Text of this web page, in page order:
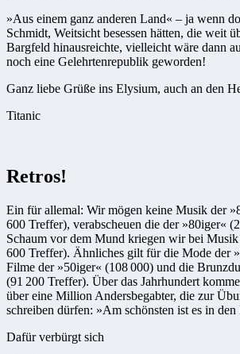
»Aus einem ganz anderen Land« – ja wenn
Schmidt, Weitsicht besessen hätten, die weit
Bargfeld hinausreichte, vielleicht wäre dann
noch eine Gelehrtenrepublik geworden!
Ganz liebe Grüße ins Elysium, auch an den
Titanic
Retros!
Ein für allemal: Wir mögen keine Musik der
600 Tref­fer), verabscheuen die der »80iger«
Schaum vor dem Mund kriegen wir bei Musik
600 Treffer). Ähnliches gilt für die Mode der
Filme der »50iger« (108 000) und die
(91 200 Treffer). Über das Jahrhundert
über eine Million Andersbegabter, die zur
schreiben dürfen: »Am schönsten ist es in
Dafür verbürgt sich